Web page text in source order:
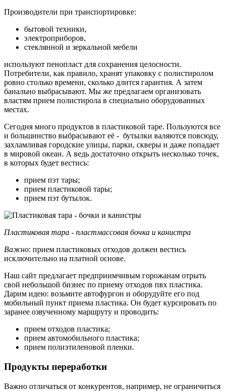
Производители при транспортировке:
бытовой техники,
электроприборов,
стеклянной и зеркальной мебели
используют пенопласт для сохранения целосности.
Потребители, как правило, хранят упаковку с полистиролом
ровно столько времени, сколько длится гарантия. А затем
банально выбрасывают. Мы же предлагаем организовать
властям прием полистирола в специально оборудованных
местах.
Сегодня много продуктов в пластиковой таре. Пользуются все
и большинство выбрасывают её - бутылки валяются повсюду,
захламливая городские улицы, парки, скверы и даже попадает
в мировой океан. А ведь достаточно открыть несколько точек,
в которых будет вестись:
прием пэт тары;
прием пластиковой тары;
прием пэт бутылок.
Пластиковая тара - пластмассовая бочка и канистра
Важно: прием пластиковых отходов должен вестись
исключительно на платной основе.
Наш сайт предлагает предприимчивым горожанам отрыть
свой небольшой бизнес по приему отходов пвх пластика.
Дарим идею: возьмите автофургон и оборудуйте его под
мобильный пункт приема пластика. Он будет курсировать по
заранее озвученному маршруту и проводить:
прием отходов пластика;
прием автомобильного пластика;
прием полиэтиленовой пленки.
Продукты переработки
Важно отличаться от конкурентов, например, не ограничиться